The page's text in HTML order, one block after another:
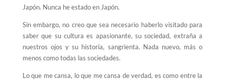
Japón. Nunca he estado en Japón.
Sin embargo, no creo que sea necesario haberlo visitado para
saber que su cultura es apasionante, su sociedad, extraña a
nuestros ojos y su historia, sangrienta. Nada nuevo, más o
menos como todas las sociedades.
Lo que me cansa, lo que me cansa de verdad, es como entre la